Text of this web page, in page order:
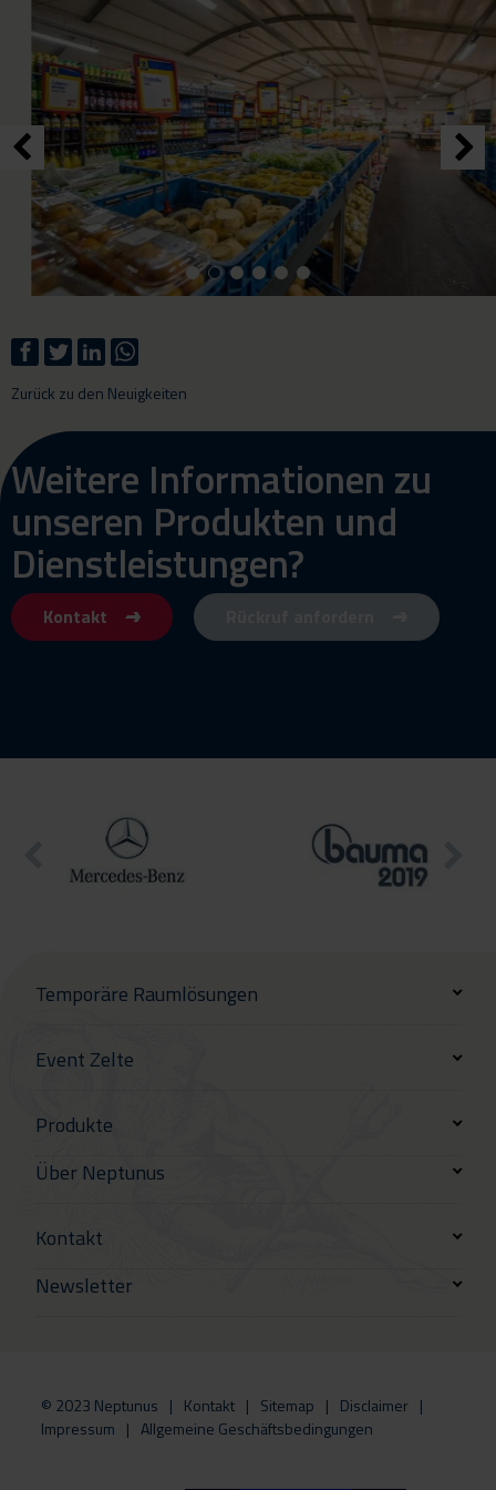
Zurück zu den Neuigkeiten
Weitere Informationen zu
unseren Produkten und
Dienstleistungen?
Kontakt
Temporäre Raumlösungen
Event Zelte
Produkte
Über Neptunus
Kontakt
Newsletter
© 2023 Neptunus Kontakt Sitemap
Disclaimer
Impressum
Allgemeine Geschäftsbedingungen